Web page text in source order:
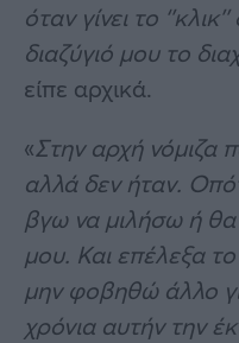
όταν γίνει το
διαζύγιό μου το
είπε αρχικά.
«Στην αρχή νόμιζα
αλλά δεν ήταν.
βγω να μιλήσω ή
μου. Και επέλεξα
μην φοβηθώ άλλο
χρόνια αυτήν την